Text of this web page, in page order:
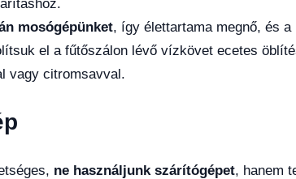
mosógépünket, így élettartama megnő, és
el a fűtőszálon lévő vízkövet ecetes
vagy citromsavval.
ne használjunk szárítógépet, hanem